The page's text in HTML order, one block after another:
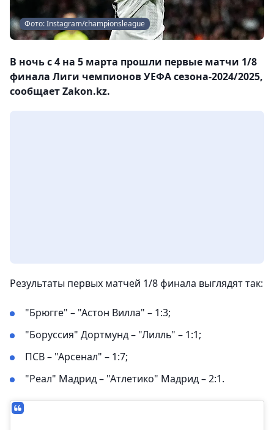
Фото: Instagram/championsleague
В ночь с 4 на 5 марта прошли первые матчи 1/8
финала Лиги чемпионов УЕФА сезона-2024/2025,
сообщает Zakon.kz.
Результаты первых матчей 1/8 финала выглядят так:
"Брюгге" – "Астон Вилла" – 1:3;
"Боруссия" Дортмунд – "Лилль" – 1:1;
ПСВ – "Арсенал" – 1:7;
"Реал" Мадрид – "Атлетико" Мадрид – 2:1.